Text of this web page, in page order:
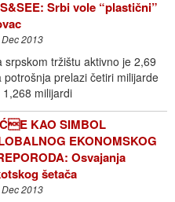
Srbi vole “plastični”
2013
srpskom tržištu aktivno je 2,69
prelazi četiri milijarde
milijardi
KAO SIMBOL
EKONOMSKOG
Osvajanja
šetača
2013